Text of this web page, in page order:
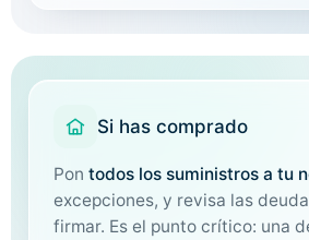
Si has comprado
Pon todos los suministros a tu
excepciones, y revisa las
firmar. Es el punto crítico: una